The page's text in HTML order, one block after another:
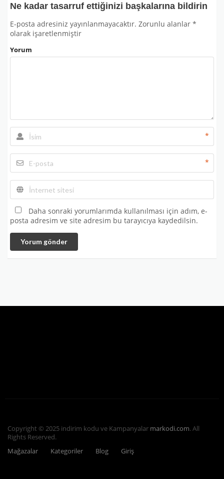
Ne kadar tasarruf ettiğinizi başkalarına bildirin
E-posta adresiniz yayınlanmayacaktır. Zorunlu alanlar *
olarak işaretlenmiştir
Yorum
*
*
Daha sonraki yorumlarımda kullanılması için adım, e-
posta adresim ve site adresim bu tarayıcıya kaydedilsin.
Yorum gönder
Copyright © 2025 indirim kodu ve Kampanyalar markodi.com. All
Rights Reserved.
Mağazalar
Kategoriler Blog Giriş